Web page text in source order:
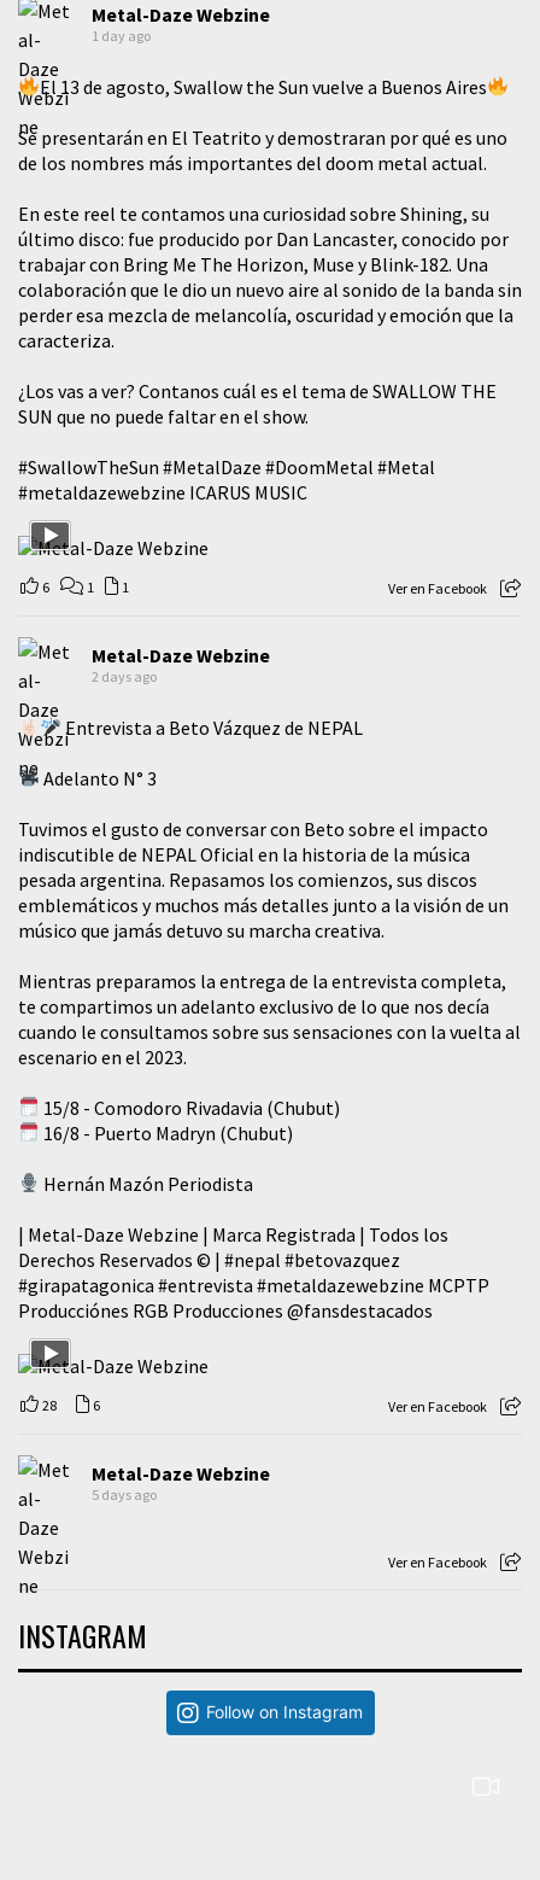
Metal-Daze Webzine
1 day ago
El 13 de agosto, Swallow the Sun vuelve a Buenos Aires
Se presentarán en El Teatrito y demostraran por qué es uno
de los nombres más importantes del doom metal actual.
En este reel te contamos una curiosidad sobre Shining, su
último disco: fue producido por Dan Lancaster, conocido por
trabajar con Bring Me The Horizon, Muse y Blink-182. Una
colaboración que le dio un nuevo aire al sonido de la banda sin
perder esa mezcla de melancolía, oscuridad y emoción que la
caracteriza.
¿Los vas a ver? Contanos cuál es el tema de SWALLOW THE
SUN que no puede faltar en el show.
#SwallowTheSun #MetalDaze #DoomMetal #Metal
#metaldazewebzine ICARUS MUSIC
6 1 1 Ver en Facebook
Metal-Daze Webzine
2 days ago
Entrevista a Beto Vázquez de NEPAL
Adelanto N° 3
Tuvimos el gusto de conversar con Beto sobre el impacto
indiscutible de NEPAL Oficial en la historia de la música
pesada argentina. Repasamos los comienzos, sus discos
emblemáticos y muchos más detalles junto a la visión de un
músico que jamás detuvo su marcha creativa.
Mientras preparamos la entrega de la entrevista completa,
te compartimos un adelanto exclusivo de lo que nos decía
cuando le consultamos sobre sus sensaciones con la vuelta al
escenario en el 2023.
15/8 - Comodoro Rivadavia (Chubut)
16/8 - Puerto Madryn (Chubut)
Hernán Mazón Periodista
| Metal-Daze Webzine | Marca Registrada | Todos los
Derechos Reservados © | #nepal #betovazquez
#girapatagonica #entrevista #metaldazewebzine MCPTP
Producciónes RGB Producciones @fansdestacados
28 6 Ver en Facebook
Metal-Daze Webzine
5 days ago
Ver en Facebook
INSTAGRAM
Follow on Instagram